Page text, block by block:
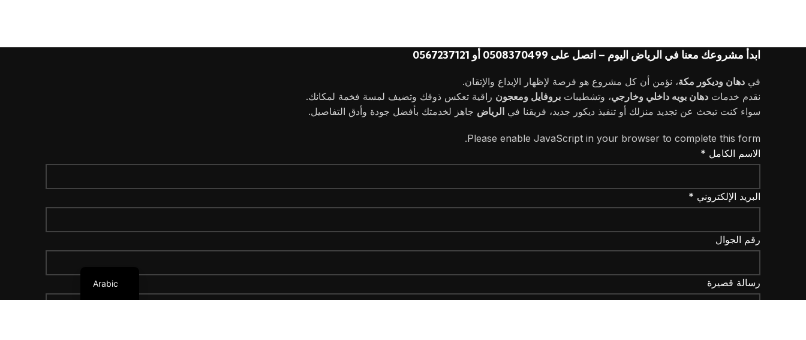
ابدأ مشروعك معنا في الرياض اليوم – اتصل على 0508370499 أو 0567237121
في دهان وديكور مكة، نؤمن أن كل مشروع هو فرصة لإظهار الإبداع والإتقان.
نقدم خدمات دهان بويه داخلي وخارجي، وتشطيبات بروفايل ومعجون راقية تعكس ذوقك وتضيف لمسة فخمة لمكانك.
سواء كنت تبحث عن تجديد منزلك أو تنفيذ ديكور جديد، فريقنا في الرياض جاهز لخدمتك بأفضل جودة وأدق التفاصيل.
Please enable JavaScript in your browser to complete this form.
الاسم الكامل *
البريد الإلكتروني *
رقم الجوال
رسالة قصيرة Arabic